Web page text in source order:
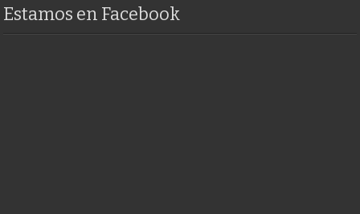
Estamos en Facebook